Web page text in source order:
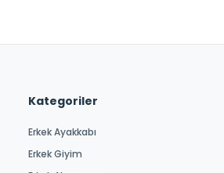
Kategoriler
Erkek Ayakkabı
Erkek Giyim